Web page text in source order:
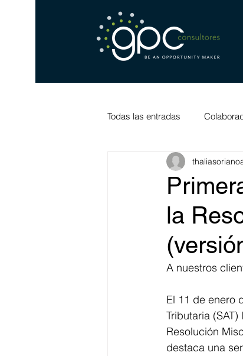
Todas las entradas
la
A nuestros
El 11 de enero
Tributaria
Resolución
destaca una